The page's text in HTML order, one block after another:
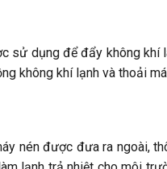
sử dụng để đẩy không khí
không khí lạnh và thoải
nén được đưa ra ngoài,